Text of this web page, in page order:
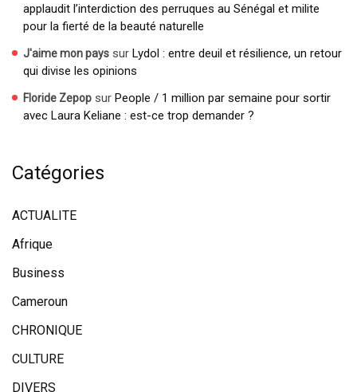
applaudit l’interdiction des perruques au Sénégal et milite
pour la fierté de la beauté naturelle
J'aime mon pays sur Lydol : entre deuil et résilience, un retour
qui divise les opinions
Floride Zepop sur People / 1 million par semaine pour sortir
avec Laura Keliane : est-ce trop demander ?
Catégories
ACTUALITE
Afrique
Business
Cameroun
CHRONIQUE
CULTURE
DIVERS